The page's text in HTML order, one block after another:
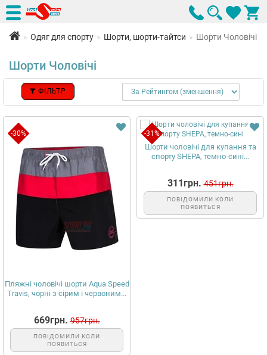
Одяг для спорту Шорти, шорти-тайтси Шорти Чоловічі
Шорти Чоловічі
ФІЛЬТР
-30%
Пляжні чоловічі шорти Aqua Speed
Travis, чорні з сірим і червоним...
669грн. 957грн.
ПОВІДОМИЛИ КОЛИ
ПОЯВИТЬСЯ
-31%
Шорти чоловічі для купання та
спорту SHEPA, темно-сині...
311грн. 451грн.
ПОВІДОМИЛИ КОЛИ
ПОЯВИТЬСЯ